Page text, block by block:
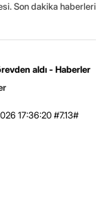
Son dakika haberleri
aldı - Haberler
17:36:20 #7.13#